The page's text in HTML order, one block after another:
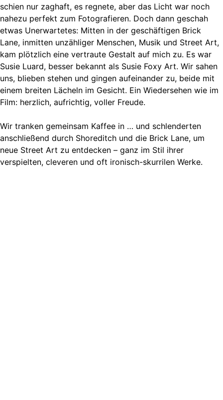
schien nur zaghaft, es regnete, aber das Licht war noch
nahezu perfekt zum Fotografieren. Doch dann geschah
etwas Unerwartetes: Mitten in der geschäftigen Brick
Lane, inmitten unzähliger Menschen, Musik und Street Art,
kam plötzlich eine vertraute Gestalt auf mich zu. Es war
Susie Luard, besser bekannt als Susie Foxy Art. Wir sahen
uns, blieben stehen und gingen aufeinander zu, beide mit
einem breiten Lächeln im Gesicht. Ein Wiedersehen wie im
Film: herzlich, aufrichtig, voller Freude.
Wir tranken gemeinsam Kaffee in … und schlenderten
anschließend durch Shoreditch und die Brick Lane, um
neue Street Art zu entdecken – ganz im Stil ihrer
verspielten, cleveren und oft ironisch-skurrilen Werke.